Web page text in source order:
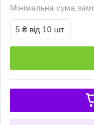
Мінімальна сума
5 ₴ від 10 шт.